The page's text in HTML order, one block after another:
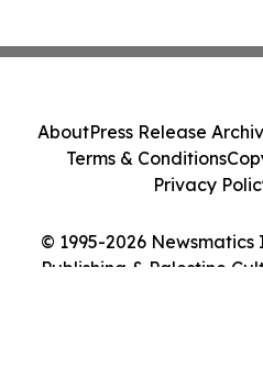
© 1995-2026
Publishing & Palestine
AboutPress Release
Terms & Conditions
Privacy